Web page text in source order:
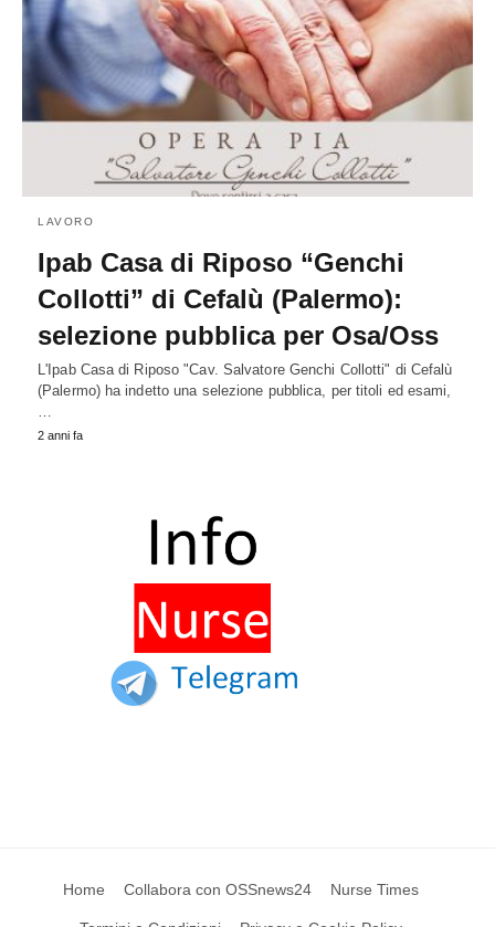
LAVORO
Ipab Casa di Riposo “Genchi
Collotti” di Cefalù (Palermo):
selezione pubblica per Osa/Oss
L'Ipab Casa di Riposo "Cav. Salvatore Genchi Collotti" di Cefalù
(Palermo) ha indetto una selezione pubblica, per titoli ed esami,
2 anni fa
Home Collabora con OSSnews24 Nurse Times